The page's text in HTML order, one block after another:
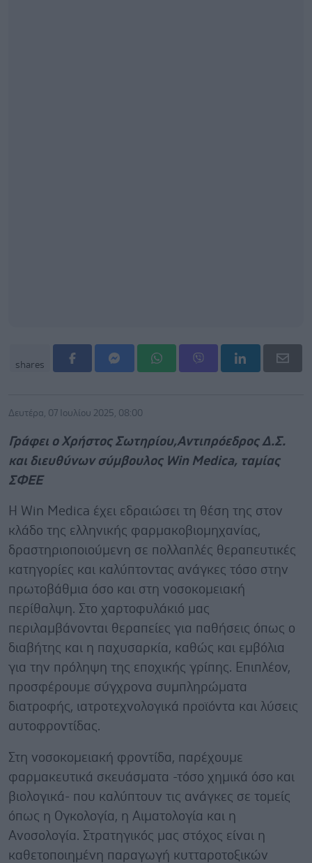
shares
Δευτέρα, 07 Ιουλίου 2025, 08:00
Γράφει o Χρήστος Σωτηρίου,Αντιπρόεδρος Δ.Σ.
και διευθύνων σύμβουλος Win Medica, ταμίας
ΣΦΕΕ
H Win Medica έχει εδραιώσει τη θέση της στον
κλάδο της ελληνικής φαρμακοβιομηχανίας,
δραστηριοποιούμενη σε πολλαπλές θεραπευτικές
κατηγορίες και καλύπτοντας ανάγκες τόσο στην
πρωτοβάθμια όσο και στη νοσοκομειακή
περίθαλψη. Στο χαρτοφυλάκιό μας
περιλαμβάνονται θεραπείες για παθήσεις όπως ο
διαβήτης και η παχυσαρκία, καθώς και εμβόλια
για την πρόληψη της εποχικής γρίπης. Επιπλέον,
προσφέρουμε σύγχρονα συμπληρώματα
διατροφής, ιατροτεχνολογικά προϊόντα και λύσεις
αυτοφροντίδας.
Στη νοσοκομειακή φροντίδα, παρέχουμε
φαρμακευτικά σκευάσματα -τόσο χημικά όσο και
βιολογικά- που καλύπτουν τις ανάγκες σε τομείς
όπως η Ογκολογία, η Αιματολογία και η
Ανοσολογία. Στρατηγικός μας στόχος είναι η
καθετοποιημένη παραγωγή κυτταροτοξικών